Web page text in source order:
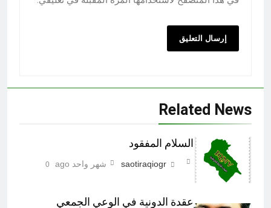
Related News
السلام المفقود
saotiraqiogr شهر واحد ago 0
عقدة الدونية في الوعي الجمعي